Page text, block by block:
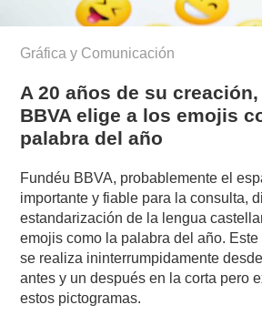
Gráfica y Comunicación
A 20 años de su
BBVA elige a los emojis
palabra del año
Fundéu BBVA, probablemente el
importante y fiable para la consulta,
estandarización de la lengua
emojis como la palabra del año.
se realiza ininterrumpidamente
antes y un después en la corta pero
estos pictogramas.